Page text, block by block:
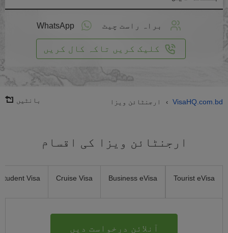
براہ راست چیٹ WhatsApp
کلیک کریں تاکہ کال کریں
VisaHQ.com.bd
› ارجنٹائن ویزا بانٹیں
ارجنٹائن ویزا کی اقسام
Tourist eVisa
Business eVisa
Cruise Visa
Student Visa
آنلائن درخواست دیں